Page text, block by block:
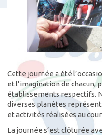
Cette journée a été
et l’imagination de chacun,
établissements respectifs.
diverses planètes
et activités réalisées au
La journée s’est clôturée